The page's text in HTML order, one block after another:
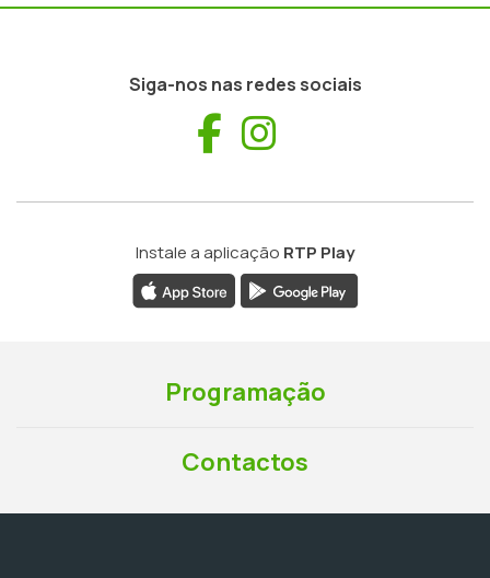
Siga-nos nas redes sociais
Facebook
Instale a aplicação RTP Play
Programação
Contactos